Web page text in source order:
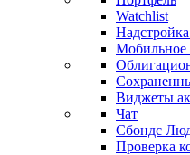
Watchlist
Мобильное
Виджеты
Чат
Сбондс
Проверка